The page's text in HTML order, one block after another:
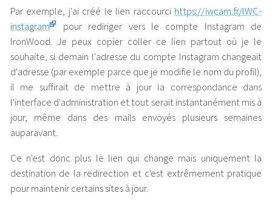
Par exemple, j'ai créé le lien raccourci https://iwcam.fr/IWC-
instagram
pour rediriger vers le compte Instagram de
IronWood. Je peux copier coller ce lien partout où je le
souhaite, si demain l'adresse du compte Instagram changeait
d'adresse (par exemple parce que je modifie le nom du profil),
il me suffirait de mettre à jour la correspondance dans
l'interface d'administration et tout serait instantanément mis à
jour, même dans des mails envoyés plusieurs semaines
auparavant.
Ce n'est donc plus le lien qui change mais uniquement la
destination de la redirection et c'est extrêmement pratique
pour maintenir certains sites à jour.